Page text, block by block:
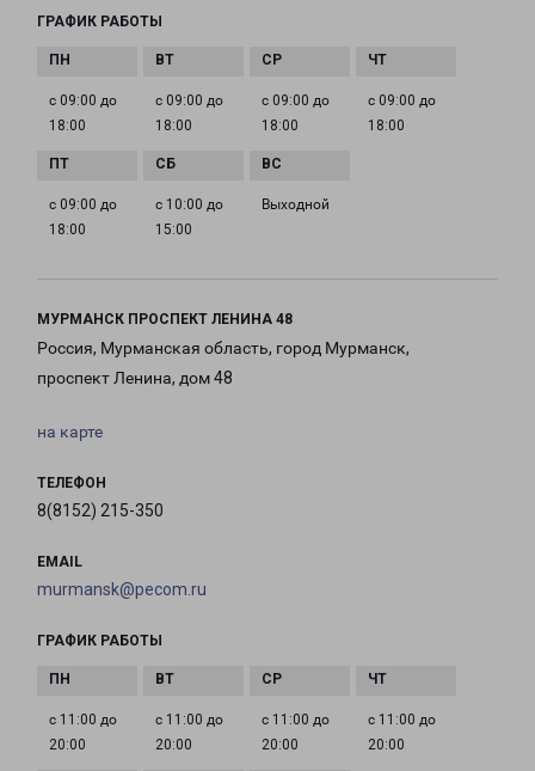
ГРАФИК РАБОТЫ
с 09:00 до
18:00
с 09:00 до
18:00
с 09:00 до
18:00
с 09:00 до
18:00
с 09:00 до
18:00
с 10:00 до
15:00
Выходной
МУРМАНСК ПРОСПЕКТ ЛЕНИНА 48
Россия, Мурманская область, город Мурманск,
проспект Ленина, дом 48
на карте
ТЕЛЕФОН
8(8152) 215-350
EMAIL
murmansk@pecom.ru
ГРАФИК РАБОТЫ
с 11:00 до
20:00
с 11:00 до
20:00
с 11:00 до
20:00
с 11:00 до
20:00